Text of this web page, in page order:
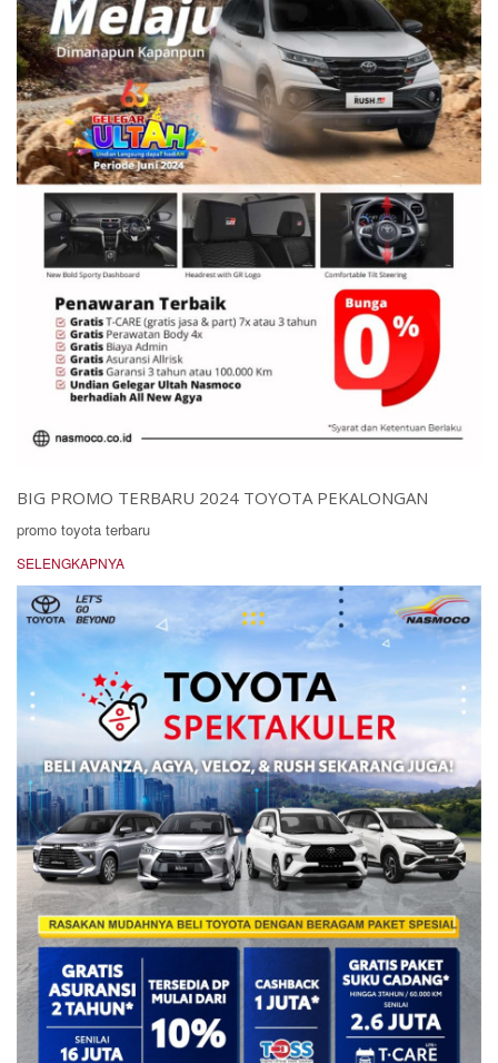
BIG PROMO TERBARU 2024 TOYOTA PEKALONGAN
promo toyota terbaru
SELENGKAPNYA